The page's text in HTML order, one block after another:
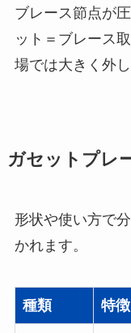
ブレース節点が
ット＝ブレース
場では大きく外し
ガセットプレ
形状や使い方で
かれます。
種類 特徴